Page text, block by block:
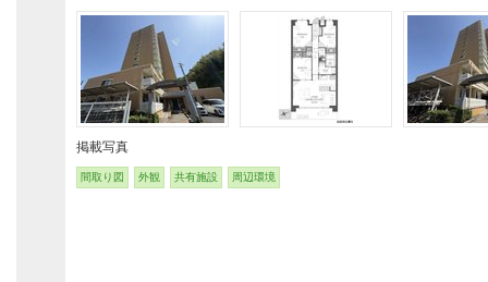
掲載写真
間取り図 外観 共有施設 周辺環境